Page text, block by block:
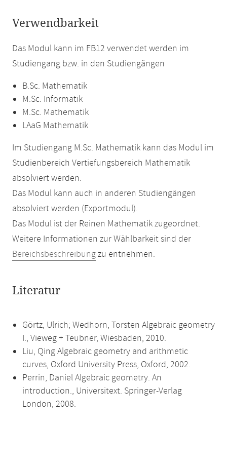
Verwendbarkeit
Das Modul kann im FB12 verwendet werden im
Studiengang bzw. in den Studiengängen
B.Sc. Mathematik
M.Sc. Informatik
M.Sc. Mathematik
LAaG Mathematik
Im Studiengang M.Sc. Mathematik kann das Modul im
Studienbereich Vertiefungsbereich Mathematik
absolviert werden.
Das Modul kann auch in anderen Studiengängen
absolviert werden (Exportmodul).
Das Modul ist der Reinen Mathematik zugeordnet.
Weitere Informationen zur Wählbarkeit sind der
Bereichsbeschreibungzu entnehmen.
Literatur
Görtz, Ulrich; Wedhorn, Torsten Algebraic geometry
I., Vieweg + Teubner, Wiesbaden, 2010.
Liu, Qing Algebraic geometry and arithmetic
curves, Oxford University Press, Oxford, 2002.
Perrin, Daniel Algebraic geometry. An
introduction., Universitext. Springer-Verlag
London, 2008.